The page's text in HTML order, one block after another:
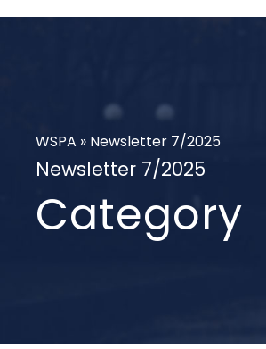
WSPA » Newsletter 7/2025
Newsletter 7/2025
Category